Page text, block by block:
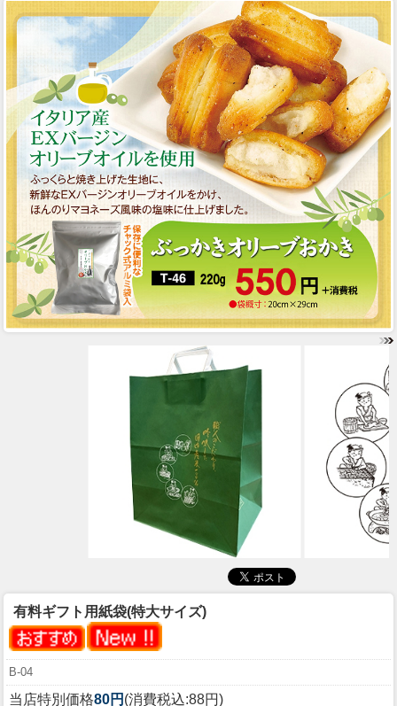
有料ギフト用紙袋(特大サイズ)
B-04
当店特別価格80円 (消費税込:88円)